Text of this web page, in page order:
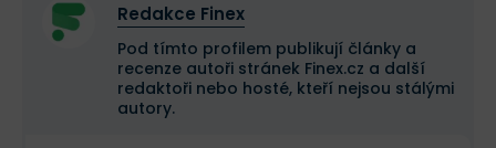
Redakce Finex
Pod tímto profilem publikují články a
recenze autoři stránek Finex.cz a další
redaktoři nebo hosté, kteří nejsou stálými
autory.